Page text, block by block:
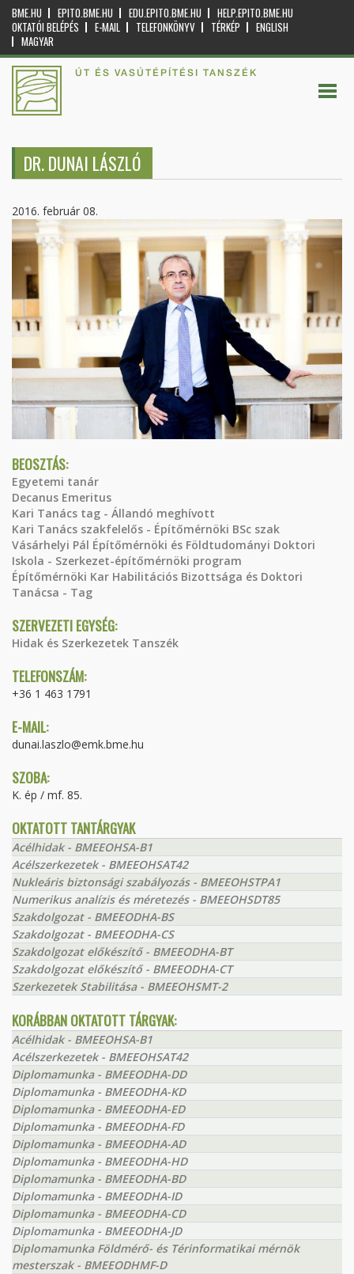
BME.HU EPITO.BME.HU EDU.EPITO.BME.HU
HELP.EPITO.BME.HU
OKTATÓI BELÉPÉS
E-MAIL TELEFONKÖNYV TÉRKÉP
ENGLISH
MAGYAR
ÚT ÉS VASÚTÉPÍTÉSI TANSZÉK
DR. DUNAI LÁSZLÓ
2016. február 08.
BEOSZTÁS:
Egyetemi tanár
Decanus Emeritus
Kari Tanács tag - Állandó meghívott
Kari Tanács szakfelelős - Építőmérnöki BSc szak
Vásárhelyi Pál Építőmérnöki és Földtudományi Doktori
Iskola - Szerkezet-építőmérnöki program
Építőmérnöki Kar Habilitációs Bizottsága és Doktori
Tanácsa - Tag
SZERVEZETI EGYSÉG:
Hidak és Szerkezetek Tanszék
TELEFONSZÁM:
+36 1 463 1791
E-MAIL:
dunai.laszlo@emk.bme.hu
SZOBA:
K. ép / mf. 85.
OKTATOTT TANTÁRGYAK
Acélhidak - BMEEOHSA-B1
Acélszerkezetek - BMEEOHSAT42
Nukleáris biztonsági szabályozás - BMEEOHSTPA1
Numerikus analízis és méretezés - BMEEOHSDT85
Szakdolgozat - BMEEODHA-BS
Szakdolgozat - BMEEODHA-CS
Szakdolgozat előkészítő - BMEEODHA-BT
Szakdolgozat előkészítő - BMEEODHA-CT
Szerkezetek Stabilitása - BMEEOHSMT-2
KORÁBBAN OKTATOTT TÁRGYAK:
Acélhidak - BMEEOHSA-B1
Acélszerkezetek - BMEEOHSAT42
Diplomamunka - BMEEODHA-DD
Diplomamunka - BMEEODHA-KD
Diplomamunka - BMEEODHA-ED
Diplomamunka - BMEEODHA-FD
Diplomamunka - BMEEODHA-AD
Diplomamunka - BMEEODHA-HD
Diplomamunka - BMEEODHA-BD
Diplomamunka - BMEEODHA-ID
Diplomamunka - BMEEODHA-CD
Diplomamunka - BMEEODHA-JD
Diplomamunka Földmérő- és Térinformatikai mérnök
mesterszak - BMEEODHMF-D